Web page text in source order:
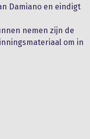
Damiano en eindigt
nemen zijn de
om in